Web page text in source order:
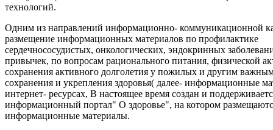
технологий.
Одним из направлений информационно- коммуникационной
размещение информационных материалов по профилактике
сердечнососудистых, онкологических, эндокринных
привычек, по вопросам рационального питания, физической
сохранения активного долголетия у пожилых и другим
сохранения и укрепления здоровья( далее- информационные
интернет- ресурсах, В настоящее время создан и
информационный портал" О здоровье", на котором
информационные материалы.